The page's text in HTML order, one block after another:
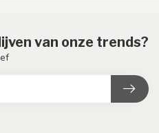
van onze trends?